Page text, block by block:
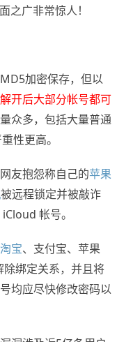
之广非常惊人！
加密保存，但以
开后大部分帐号都可
众多，包括大量普通
性更高。
友抱怨称自己的苹果
被远程锁定并被敲诈
帐号。
淘宝、支付宝、苹果
绑定关系，并且将
均应尽快修改密码以